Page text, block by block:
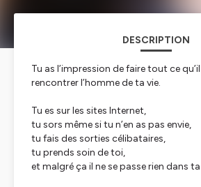
DESCRIPTION
Tu as l’impression de faire tout ce
rencontrer l’homme de ta vie.
Tu es sur les sites Internet,
tu sors même si tu n’en as pas envie,
tu fais des sorties célibataires,
tu prends soin de toi,
et malgré ça il ne se passe rien dans